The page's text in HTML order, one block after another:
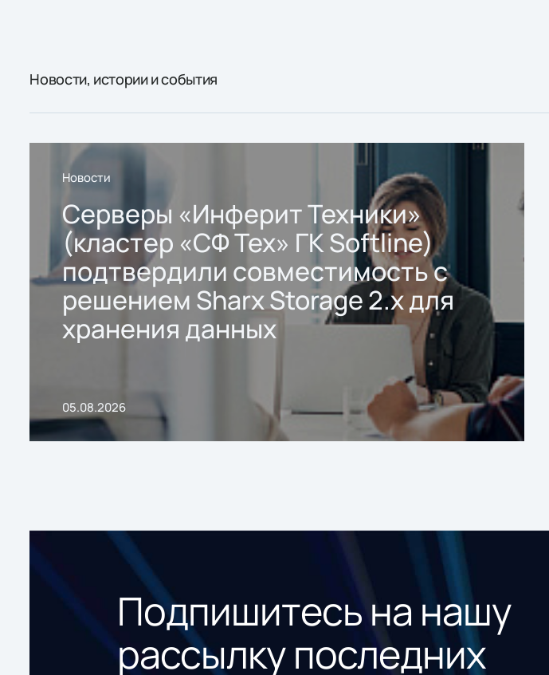
Новости, истории и события
Новости
Серверы «Инферит Техники»
(кластер «СФ Тех» ГК Softline)
подтвердили совместимость с
решением Sharx Storage 2.x для
хранения данных
05.08.2026
Подпишитесь на нашу
рассылку последних